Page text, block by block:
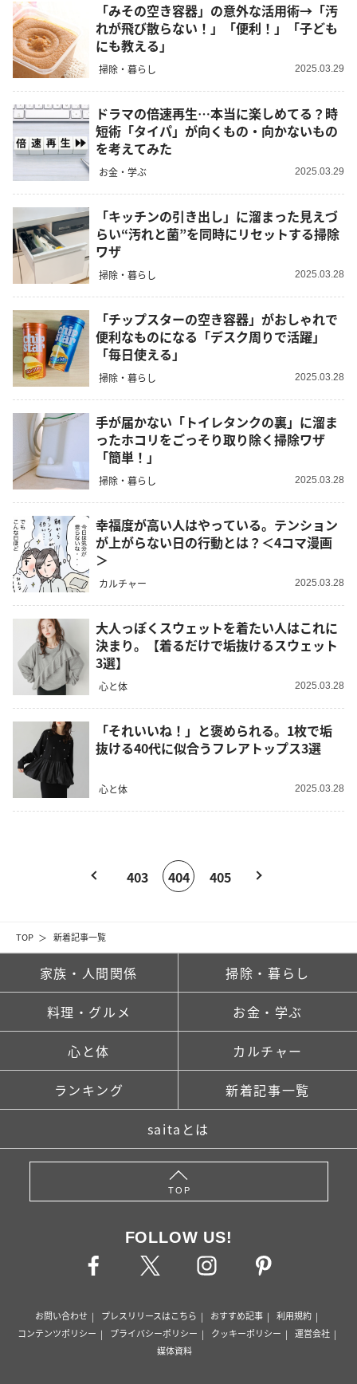
TOP 新着記事一覧
「みその空き容器」の意外な活用術→「汚
れが飛び散らない！」「便利！」「子ども
にも教える」
掃除・暮らし 2025.03.29
ドラマの倍速再生…本当に楽しめてる？時
短術「タイパ」が向くもの・向かないもの
を考えてみた
お金・学ぶ 2025.03.29
「キッチンの引き出し」に溜まった見えづ
らい“汚れと菌”を同時にリセットする掃除
ワザ
掃除・暮らし 2025.03.28
「チップスターの空き容器」がおしゃれで
便利なものになる「デスク周りで活躍」
「毎日使える」
掃除・暮らし 2025.03.28
手が届かない「トイレタンクの裏」に溜ま
ったホコリをごっそり取り除く掃除ワザ
「簡単！」
掃除・暮らし 2025.03.28
幸福度が高い人はやっている。テンション
が上がらない日の行動とは？＜4コマ漫画
＞
カルチャー 2025.03.28
大人っぽくスウェットを着たい人はこれに
決まり。【着るだけで垢抜けるスウェット
3選】
心と体 2025.03.28
「それいいね！」と褒められる。1枚で垢
抜ける40代に似合うフレアトップス3選
心と体 2025.03.28
403 404 405
家族・人間関係 掃除・暮らし
料理・グルメ お金・学ぶ
心と体 カルチャー
ランキング 新着記事一覧
saitaとは
TOP
FOLLOW US!
お問い合わせ プレスリリースはこちら おすすめ記事
利用規約
コンテンツポリシー
プライバシーポリシー クッキーポリシー
運営会社
媒体資料